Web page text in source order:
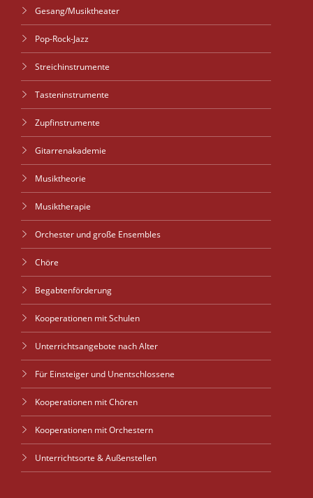
Gesang/Musiktheater
Pop-Rock-Jazz
Streichinstrumente
Tasteninstrumente
Zupfinstrumente
Gitarrenakademie
Musiktheorie
Musiktherapie
Orchester und große Ensembles
Chöre
Begabtenförderung
Kooperationen mit Schulen
Unterrichtsangebote nach Alter
Für Einsteiger und Unentschlossene
Kooperationen mit Chören
Kooperationen mit Orchestern
Unterrichtsorte & Außenstellen